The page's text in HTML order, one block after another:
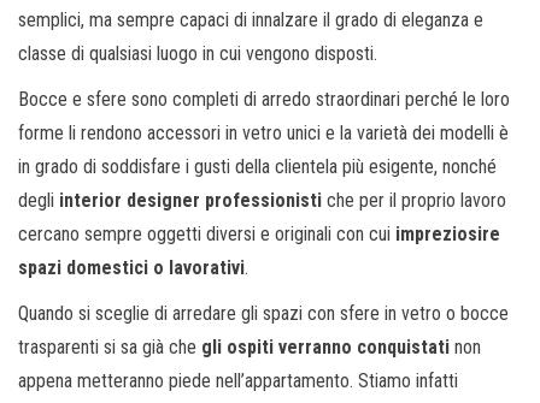
semplici, ma sempre capaci di innalzare il grado di eleganza e
classe di qualsiasi luogo in cui vengono disposti.
Bocce e sfere sono completi di arredo straordinari perché le loro
forme li rendono accessori in vetro unici e la varietà dei modelli è
in grado di soddisfare i gusti della clientela più esigente, nonché
degli interior designer professionisti che per il proprio lavoro
cercano sempre oggetti diversi e originali con cui impreziosire
spazi domestici o lavorativi.
Quando si sceglie di arredare gli spazi con sfere in vetro o bocce
trasparenti si sa già che gli ospiti verranno conquistati non
appena metteranno piede nell’appartamento. Stiamo infatti